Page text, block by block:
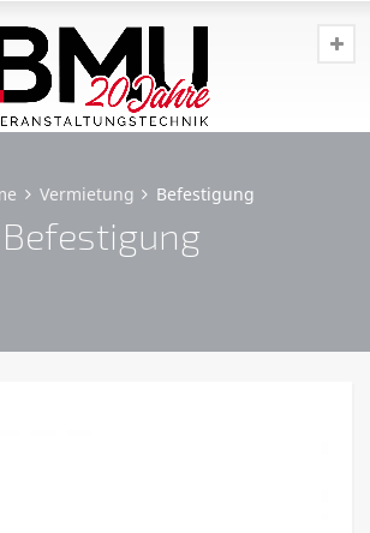
Vermietung Befestigung
Befestigung